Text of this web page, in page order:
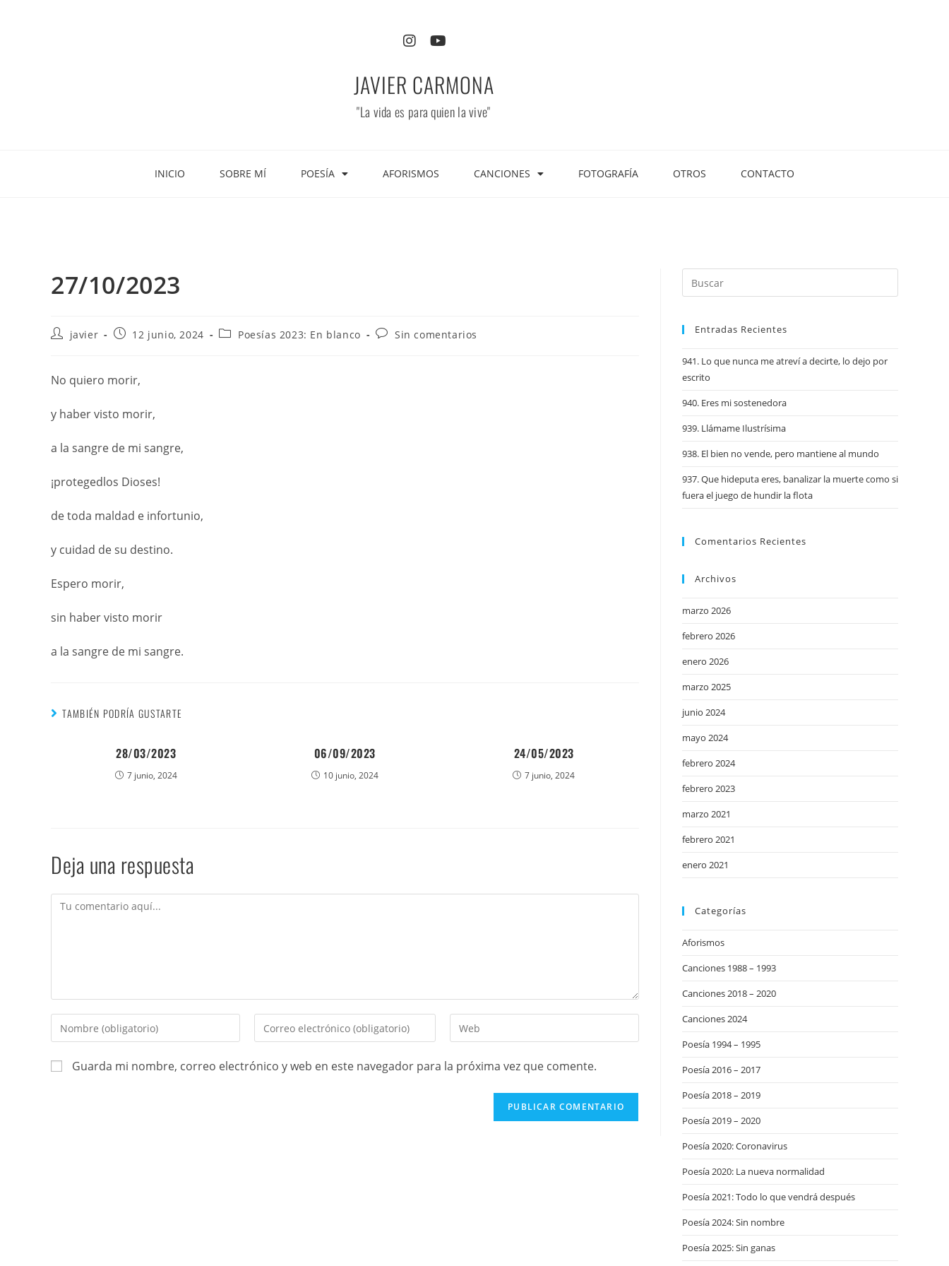
JAVIER CARMONA
"La vida es para quien la vive"
INICIO SOBRE MÍ POESÍA AFORISMOS CANCIONES FOTOGRAFÍA OTROS CONTACTO
27/10/2023
javier 12 junio, 2024 Poesías 2023: En blanco Sin comentarios
No quiero morir,
y haber visto morir,
a la sangre de mi sangre,
¡protegedlos Dioses!
de toda maldad e infortunio,
y cuidad de su destino.
Espero morir,
sin haber visto morir
a la sangre de mi sangre.
TAMBIÉN PODRÍA GUSTARTE
28/03/2023
7 junio, 2024
06/09/2023
10 junio, 2024
24/05/2023
7 junio, 2024
Deja una respuesta
Guarda mi nombre, correo electrónico y web en este navegador para la próxima vez que comente.
Entradas Recientes
941. Lo que nunca me atreví a decirte, lo dejo por
escrito
940. Eres mi sostenedora
939. Llámame Ilustrísima
938. El bien no vende, pero mantiene al mundo
937. Que hideputa eres, banalizar la muerte como si
fuera el juego de hundir la flota
Comentarios Recientes
Archivos
marzo 2026
febrero 2026
enero 2026
marzo 2025
junio 2024
mayo 2024
febrero 2024
febrero 2023
marzo 2021
febrero 2021
enero 2021
Categorías
Aforismos
Canciones 1988 – 1993
Canciones 2018 – 2020
Canciones 2024
Poesía 1994 – 1995
Poesía 2016 – 2017
Poesía 2018 – 2019
Poesía 2019 – 2020
Poesía 2020: Coronavirus
Poesía 2020: La nueva normalidad
Poesía 2021: Todo lo que vendrá después
Poesía 2024: Sin nombre
Poesía 2025: Sin ganas